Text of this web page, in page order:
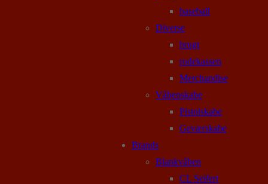
baseball
Diverse
brugt
rodekassen
Merchandise
Våbenskabe
Pistolskabe
Geværskabe
Brands
Blankvåben
CL Seifert